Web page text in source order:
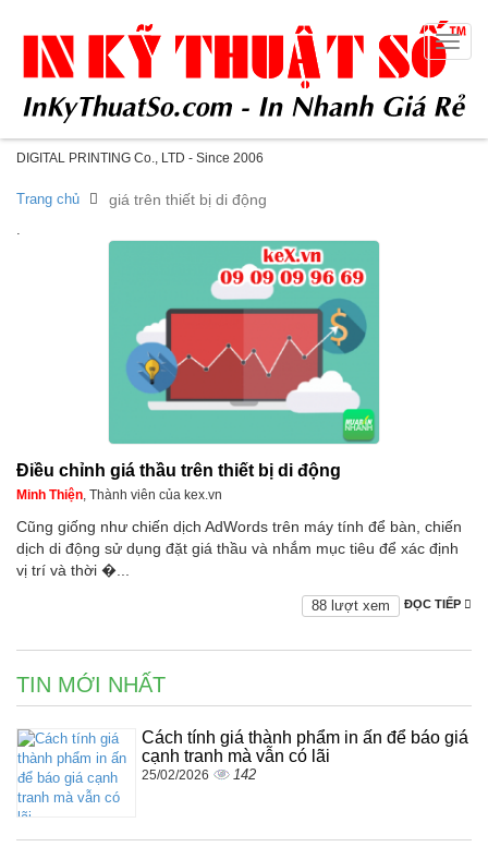
DIGITAL PRINTING Co., LTD - Since 2006
Toggle
Trang chủ giá trên thiết bị di động
.
Điều chỉnh giá thầu trên thiết bị di động
Minh Thiện, Thành viên của kex.vn
Cũng giống như chiến dịch AdWords trên máy tính để bàn, chiến
dịch di động sử dụng đặt giá thầu và nhắm mục tiêu để xác định
vị trí và thời �...
ĐỌC TIẾP
88 lượt xem
TIN MỚI NHẤT
Cách tính giá thành phẩm in ấn để báo giá
cạnh tranh mà vẫn có lãi
25/02/2026 142